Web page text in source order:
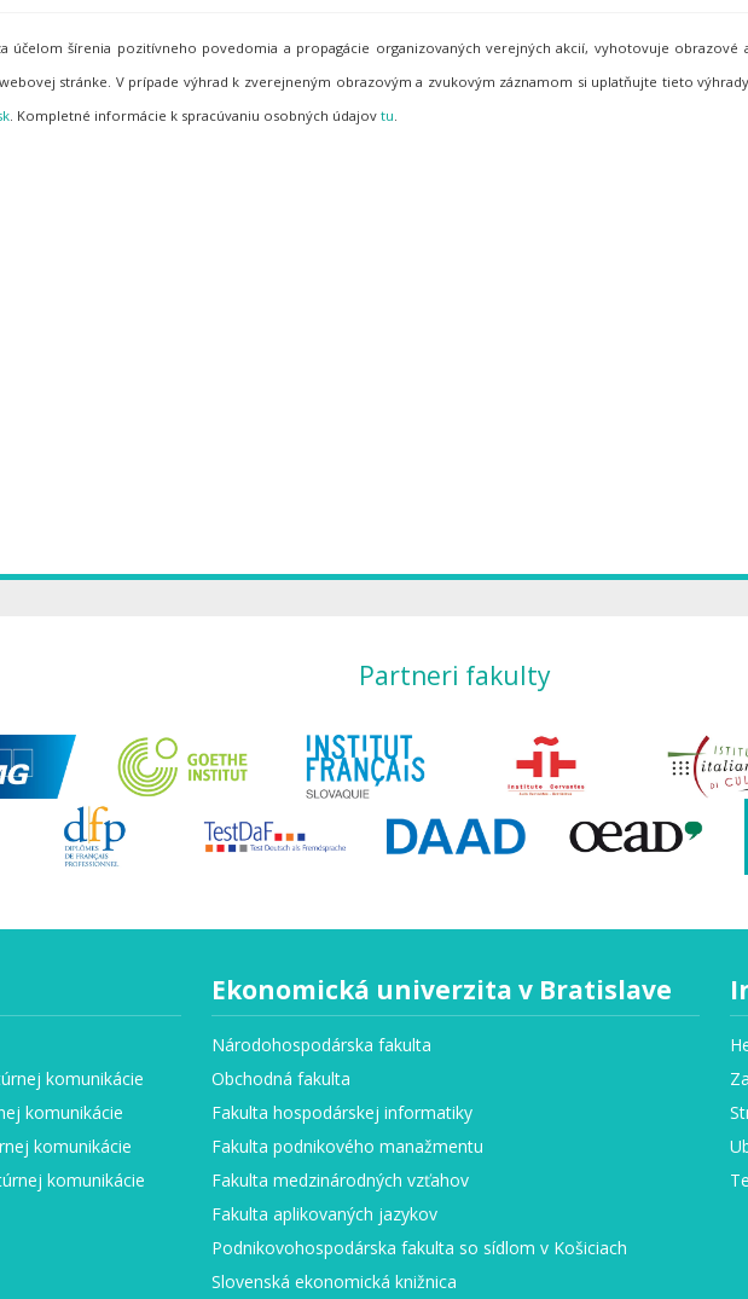
účelom šírenia pozitívneho povedomia a propagácie organizovaných verejných akcií, vyhotovuje obrazové
stránke. V prípade výhrad k zverejneným obrazovým a zvukovým záznamom si uplatňujte tieto
. Kompletné informácie k spracúvaniu osobných údajov tu.
Partneri fakulty
komunikácie
komunikácie
komunikácie
komunikácie
Ekonomická univerzita v Bratislave
Národohospodárska fakulta
Obchodná fakulta
Fakulta hospodárskej informatiky
Fakulta podnikového manažmentu
Fakulta medzinárodných vzťahov
Fakulta aplikovaných jazykov
Podnikovohospodárska fakulta so sídlom v Košiciach
Slovenská ekonomická knižnica